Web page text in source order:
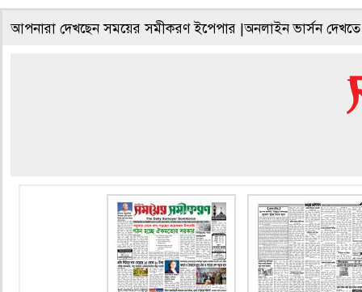
আপনারা দেখছেন সময়ের সমীকরণ ইপেপার |অনলাইন ভার্সন